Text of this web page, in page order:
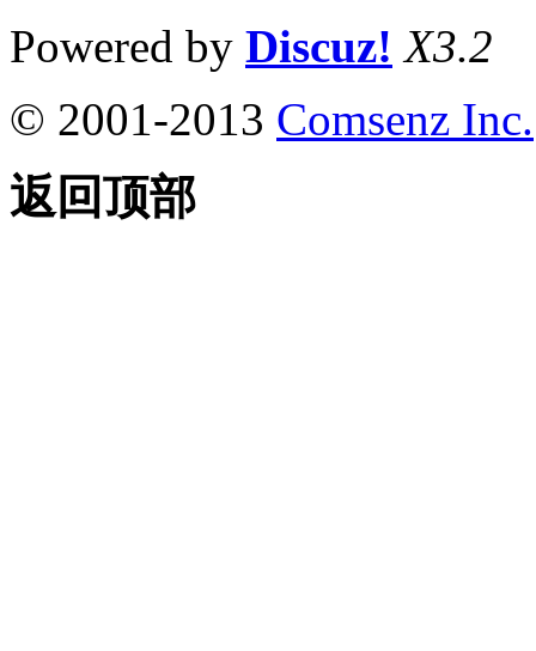
Powered by Discuz! X3.2
© 2001-2013 Comsenz Inc.
返回顶部